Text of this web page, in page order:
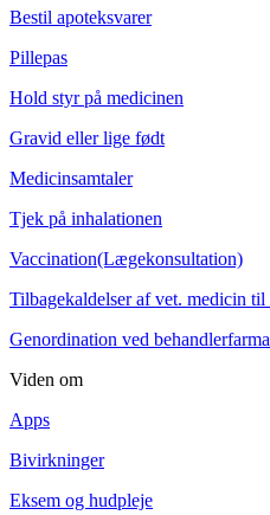
Bestil apoteksvarer
Pillepas
Hold styr på medicinen
Gravid eller lige født
Medicinsamtaler
Tjek på inhalationen
Vaccination(Lægekonsultation)
Tilbagekaldelser af vet. medicin
Genordination ved
Viden om
Apps
Bivirkninger
Eksem og hudpleje